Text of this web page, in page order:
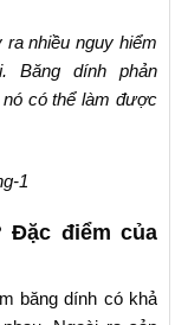
nhiều nguy hiểm
Băng dính phản
có thể làm được
Đặc điểm của
băng dính có khả